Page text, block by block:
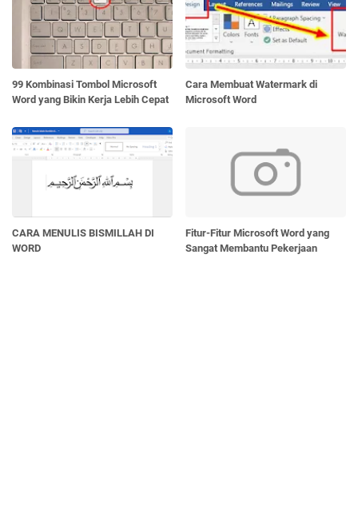
99 Kombinasi Tombol Microsoft
Word yang Bikin Kerja Lebih Cepat
Cara Membuat Watermark di
Microsoft Word
CARA MENULIS BISMILLAH DI
WORD
Fitur-Fitur Microsoft Word yang
Sangat Membantu Pekerjaan